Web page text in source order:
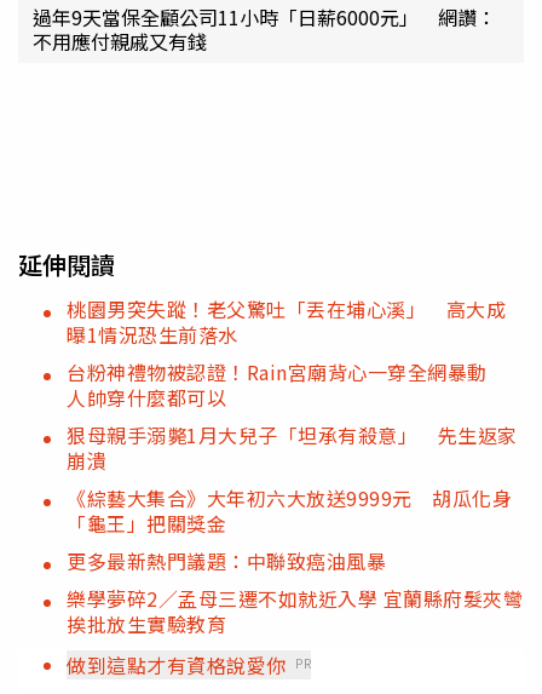
過年9天當保全顧公司11小時「日薪6000元」 網讚：
不用應付親戚又有錢
延伸閱讀
桃園男突失蹤！老父驚吐「丟在埔心溪」 高大成
曝1情況恐生前落水
台粉神禮物被認證！Rain宮廟背心一穿全網暴動
人帥穿什麼都可以
狠母親手溺斃1月大兒子「坦承有殺意」 先生返家
崩潰
《綜藝大集合》大年初六大放送9999元 胡瓜化身
「龜王」把關獎金
更多最新熱門議題：中聯致癌油風暴
樂學夢碎2／孟母三遷不如就近入學 宜蘭縣府髮夾彎
挨批放生實驗教育
做到這點才有資格說愛你 PR